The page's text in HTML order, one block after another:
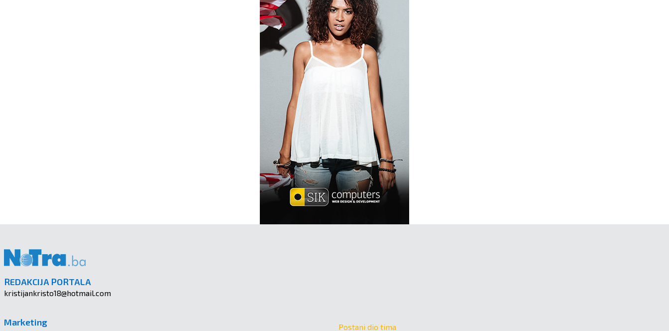
REDAKCIJA PORTALA
kristijankristo18@hotmail.com
Marketing Postani dio tima